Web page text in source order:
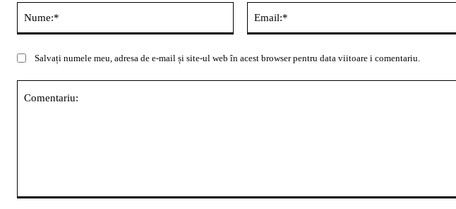
Salvați numele meu, adresa de e-mail și site-ul web în acest browser pentru data viitoare i comentariu.